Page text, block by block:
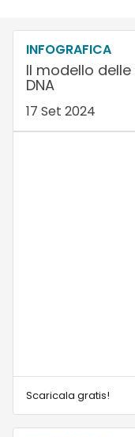
INFOGRAFICA
Il modello
DNA
17 Set 2024
Scaricala gratis!